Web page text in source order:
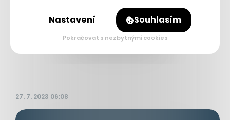
- Dominik Gazdoš, šéf Knihobotu
Čtěte dále
27. 7. 2023 06:08
Nastavení Souhlasím
Pokračovat s nezbytnými cookies